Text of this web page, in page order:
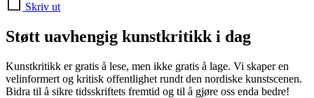
Skriv ut
Støtt uavhengig kunstkritikk i dag
Kunstkritikk er gratis å lese, men ikke gratis å lage. Vi skaper en
velinformert og kritisk offentlighet rundt den nordiske kunstscenen.
Bidra til å sikre tidsskriftets fremtid og til å gjøre oss enda bedre!